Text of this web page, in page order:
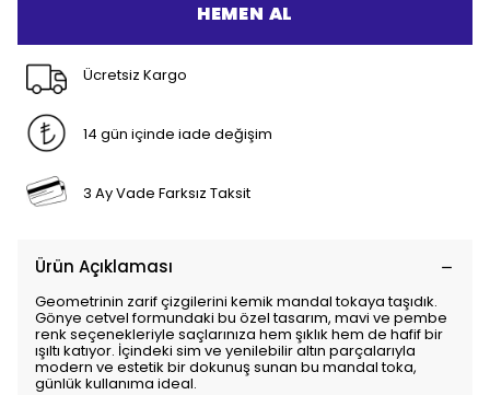
HEMEN AL
Ücretsiz Kargo
14 gün içinde iade değişim
3 Ay Vade Farksız Taksit
Ürün Açıklaması
Geometrinin zarif çizgilerini kemik mandal tokaya taşıdık.
Gönye cetvel formundaki bu özel tasarım, mavi ve pembe
renk seçenekleriyle saçlarınıza hem şıklık hem de hafif bir
ışıltı katıyor. İçindeki sim ve yenilebilir altın parçalarıyla
modern ve estetik bir dokunuş sunan bu mandal toka,
günlük kullanıma ideal.